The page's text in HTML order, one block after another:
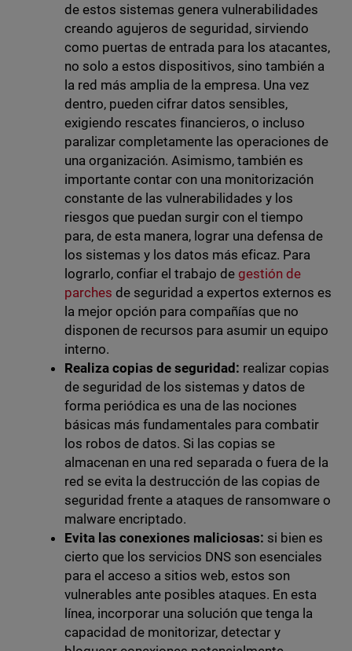
de estos sistemas genera vulnerabilidades
creando agujeros de seguridad, sirviendo
como puertas de entrada para los atacantes,
no solo a estos dispositivos, sino también a
la red más amplia de la empresa. Una vez
dentro, pueden cifrar datos sensibles,
exigiendo rescates financieros, o incluso
paralizar completamente las operaciones de
una organización. Asimismo, también es
importante contar con una monitorización
constante de las vulnerabilidades y los
riesgos que puedan surgir con el tiempo
para, de esta manera, lograr una defensa de
los sistemas y los datos más eficaz. Para
lograrlo, confiar el trabajo de gestión de
parches de seguridad a expertos externos es
la mejor opción para compañías que no
disponen de recursos para asumir un equipo
interno.
Realiza copias de seguridad: realizar copias
de seguridad de los sistemas y datos de
forma periódica es una de las nociones
básicas más fundamentales para combatir
los robos de datos. Si las copias se
almacenan en una red separada o fuera de la
red se evita la destrucción de las copias de
seguridad frente a ataques de ransomware o
malware encriptado.
Evita las conexiones maliciosas: si bien es
cierto que los servicios DNS son esenciales
para el acceso a sitios web, estos son
vulnerables ante posibles ataques. En esta
línea, incorporar una solución que tenga la
capacidad de monitorizar, detectar y